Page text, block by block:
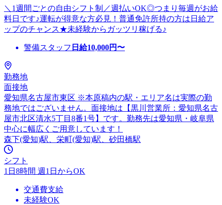
＼1週間ごとの自由シフト制／週払いOK◎つまり毎週がお給
料日です♪運転が得意な方必見！普通免許所持の方は日給ア
ップのチャンス★未経験からガッツリ稼げる♪
警備スタッフ 日給10,000円〜
勤務地
面接地
愛知県名古屋市東区 ※本原稿内の駅・エリア名は実際の勤
務地ではございません。面接地は【黒川営業所：愛知県名古
屋市北区清水5丁目8番1号】です。勤務先は愛知県・岐阜県
中心に幅広くご用意しています！
森下(愛知)駅、栄町(愛知)駅、砂田橋駅
シフト
1日8時間 週1日からOK
交通費支給
未経験OK